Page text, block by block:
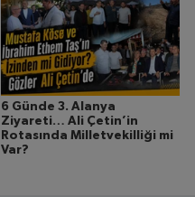
6 Günde 3. Alanya
Ziyareti… Ali Çetin’in
Rotasında Milletvekilliği mi
Var?